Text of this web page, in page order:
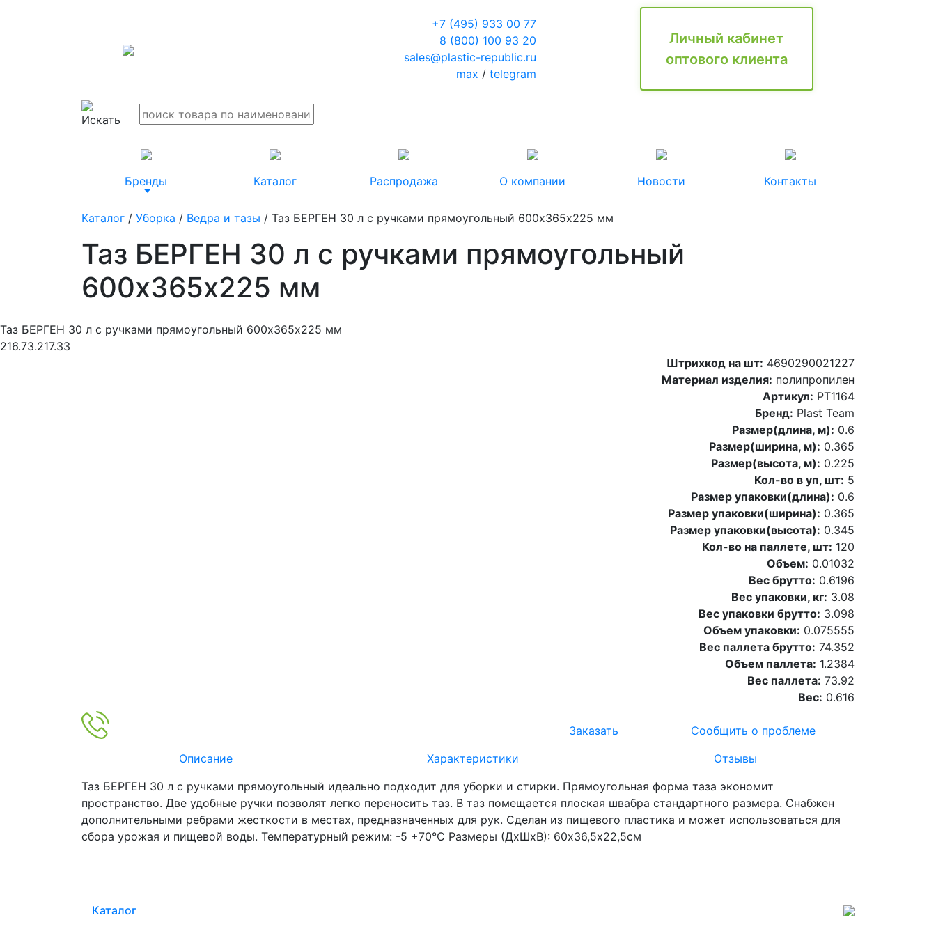
+7 (495) 933 00 77
8 (800) 100 93 20
sales@plastic-republic.ru
max / telegram
Личный кабинет
оптового клиента
Бренды Каталог Распродажа О компании Новости Контакты
Каталог / Уборка / Ведра и тазы / Таз БЕРГЕН 30 л с ручками прямоугольный 600х365х225 мм
Таз БЕРГЕН 30 л с ручками прямоугольный
600х365х225 мм
Таз БЕРГЕН 30 л с ручками прямоугольный 600х365х225 мм
216.73.217.33
Штрихкод на шт: 4690290021227
Материал изделия: полипропилен
Артикул: PT1164
Бренд: Plast Team
Размер(длина, м): 0.6
Размер(ширина, м): 0.365
Размер(высота, м): 0.225
Кол-во в уп, шт: 5
Размер упаковки(длина): 0.6
Размер упаковки(ширина): 0.365
Размер упаковки(высота): 0.345
Кол-во на паллете, шт: 120
Объем: 0.01032
Вес брутто: 0.6196
Вес упаковки, кг: 3.08
Вес упаковки брутто: 3.098
Объем упаковки: 0.075555
Вес паллета брутто: 74.352
Объем паллета: 1.2384
Вес паллета: 73.92
Вес: 0.616
Заказать
Сообщить о проблеме
Описание
Характеристики
Отзывы
Таз БЕРГЕН 30 л с ручками прямоугольный идеально подходит для уборки и стирки. Прямоугольная форма таза экономит
пространство. Две удобные ручки позволят легко переносить таз. В таз помещается плоская швабра стандартного размера. Снабжен
дополнительными ребрами жесткости в местах, предназначенных для рук. Сделан из пищевого пластика и может использоваться для
сбора урожая и пищевой воды. Температурный режим: -5 +70°С Размеры (ДхШхВ): 60х36,5х22,5см
Каталог